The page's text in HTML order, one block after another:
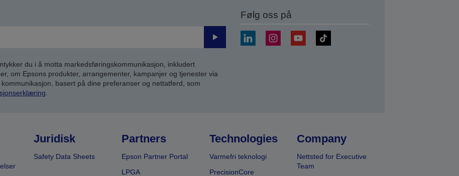
Send
du i å motta markedsføringskommunikasjon, inkludert
om Epsons produkter, arrangementer, kampanjer og tjenester via
basert på dine preferanser og nettatferd, som
.
Følg oss på
Juridisk
Safety Data Sheets
Partners
Epson Partner Portal
LPGA
Technologies
Varmefri teknologi
PrecisionCore
Company
Nettsted for Executive
Team